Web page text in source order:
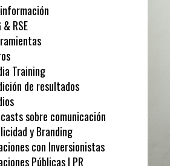
& RSE
Training
de resultados
sobre comunicación
y Branding
con Inversionistas
Públicas | PR